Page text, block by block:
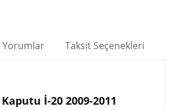
Yorumlar Taksit Seçenekleri
İ-20 2009-2011